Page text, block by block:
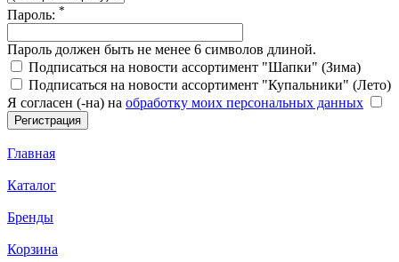
Пароль: *
Пароль должен быть не менее 6 символов длиной.
Подписаться на новости ассортимент "Шапки" (Зима)
Подписаться на новости ассортимент "Купальники" (Лето)
Я согласен (-на) на обработку моих персональных данных
Главная
Каталог
Бренды
Корзина